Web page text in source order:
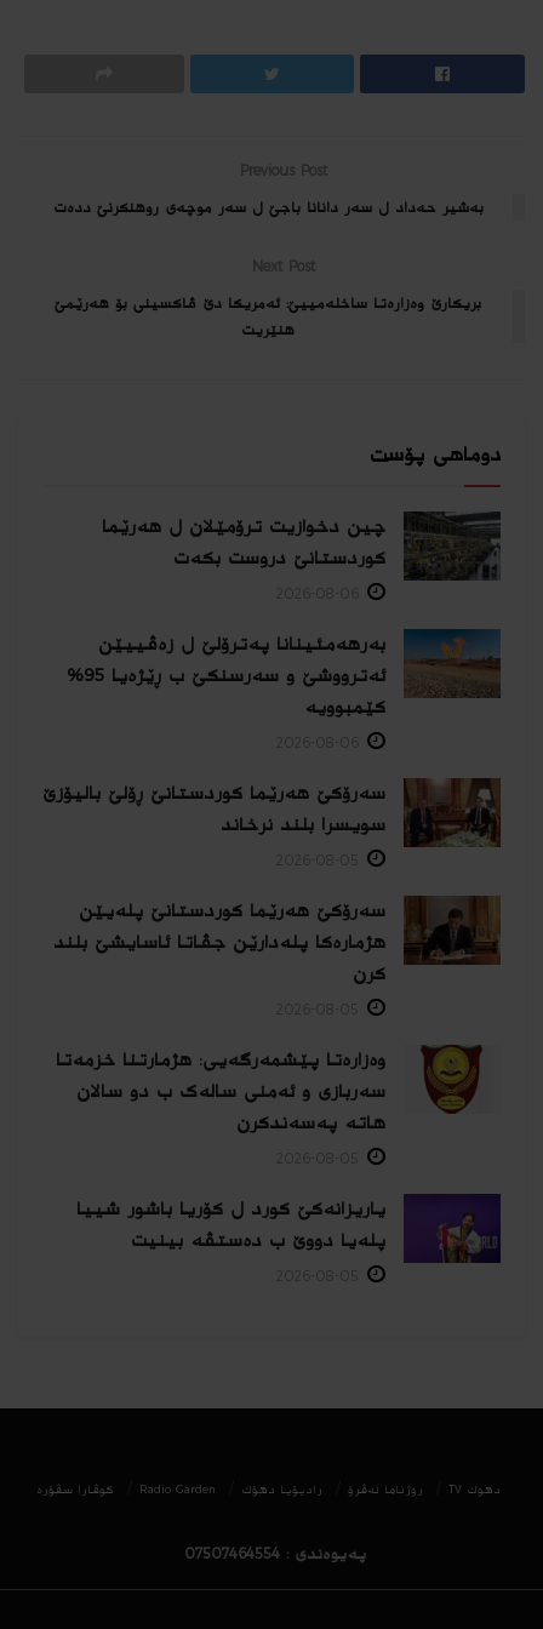
Previous Post
به‌شیر حه‌داد ل سه‌ر دانانا باجێ ل سه‌ر موچه‌ى روهنكرنێ دده‌ت
Next Post
بریكارێ وه‌زاره‌تا ساخله‌مییێ: ئەمریكا دێ ڤاكسینی بۆ هەرێمێ
هنێریت
دوماهی پۆست
چین دخوازیت ترۆمێلان ل هەرێما
كوردستانێ دروست بكەت
بەرهەمئینانا په‌ترۆلێ ل زه‌ڤییێن
ئەترووشێ و سەرسنكێ ب ڕێژەیا 95%
كێمبوویە
سەرۆکێ هەرێما کوردستانێ ڕۆلێ بالیۆزێ
سویسرا بلند نرخاند
سەرۆکێ هەرێما کوردستانێ پلەیێن
هژمارەكا پلەدارێن جڤاتا ئاسایشێ بلند
كرن
وەزارەتا پێشمەرگەیی: هژمارتنا خزمەتا
سەربازی و ئەمنی سالەک ب دو سالان
هاتە پەسەندكرن
یاریزانەكێ کورد ل کۆریا باشور شییا
پلەیا دووێ ب دەستڤە بینیت
دھوك TV روژناما ئەڤرۆ رادیۆیا دهۆك Radio Garden كوڤارا سڤۆره‌
پەیوەندی : 07507464554